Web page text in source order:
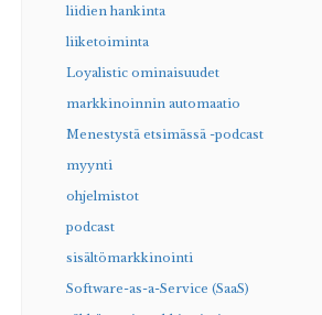
liidien hankinta
liiketoiminta
Loyalistic ominaisuudet
markkinoinnin automaatio
Menestystä etsimässä -podcast
myynti
ohjelmistot
podcast
sisältömarkkinointi
Software-as-a-Service (SaaS)